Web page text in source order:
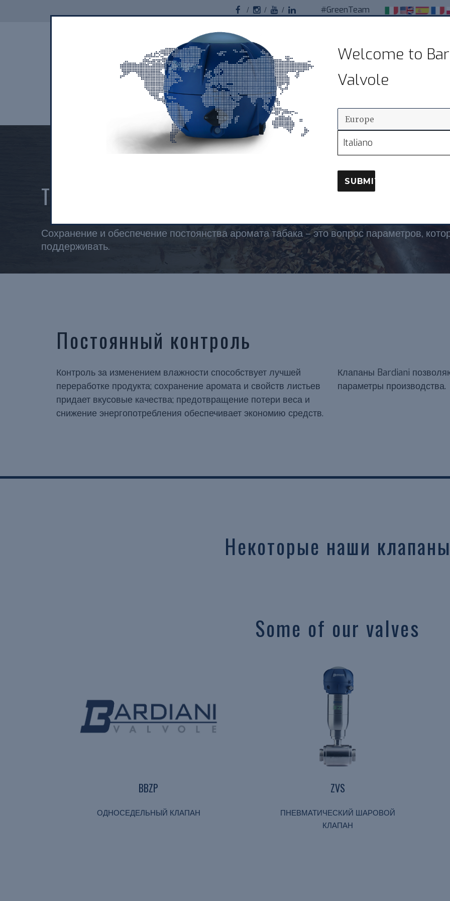
Welcome to
Valvole
Italiano
SUBMIT
#GreenTeam
Bardiani Valvole
Valvole sanitarie pneumatiche per impianti
alimentari
ПРОИЗВОДСТВО ОТРАСЛИ ПРИМЕНЕНИЯ
ТАБАЧНАЯ промышленность
Сохранение и обеспечение постоянства аромата табака – это вопрос параметров,
поддерживать.
Постоянный контроль
Контроль за изменением влажности способствует лучшей
переработке продукта; сохранение аромата и свойств листьев
придает вкусовые качества; предотвращение потери веса и
снижение энергопотребления обеспечивает экономию средств.
Клапаны Bardiani
параметры производства.
Некоторые наши
Some of our valves
BBZP
ОДНОСЕДЕЛЬНЫЙ КЛАПАН
ZVS
ПНЕВМАТИЧЕСКИЙ ШАРОВОЙ
КЛАПАН